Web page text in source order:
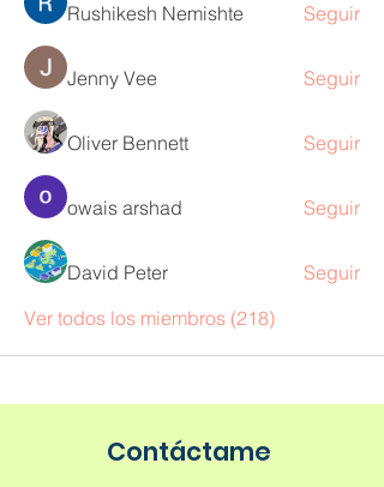
Rushikesh Nemishte Seguir
Jenny Vee Seguir
Oliver Bennett Seguir
owais arshad Seguir
David Peter
Seguir
Ver todos los miembros (218)
Contáctame